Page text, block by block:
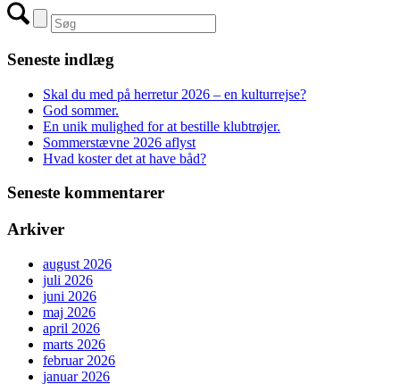
Seneste indlæg
Skal du med på herretur 2026 – en kulturrejse?
God sommer.
En unik mulighed for at bestille klubtrøjer.
Sommerstævne 2026 aflyst
Hvad koster det at have båd?
Seneste kommentarer
Arkiver
august 2026
juli 2026
juni 2026
maj 2026
april 2026
marts 2026
februar 2026
januar 2026